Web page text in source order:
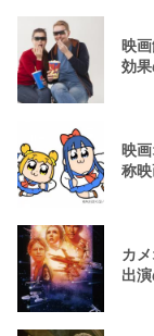
映
効
映
称
カ
出